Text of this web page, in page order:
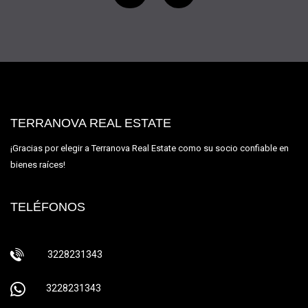
TERRANOVA REAL ESTATE
¡Gracias por elegir a Terranova Real Estate como su socio confiable en
bienes raíces!
TELÉFONOS
3228231343
3228231343